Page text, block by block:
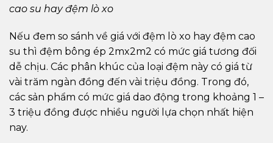
cao su hay đệm lò xo
Nếu đem so sánh về giá với đệm lò xo hay đệm cao
su thì đệm bông ép 2mx2m2 có mức giá tương đối
dễ chịu. Các phân khúc của loại đệm này có giá từ
vài trăm ngàn đồng đến vài triệu đồng. Trong đó,
các sản phẩm có mức giá dao động trong khoảng 1 –
3 triệu đồng được nhiều người lựa chọn nhất hiện
nay.